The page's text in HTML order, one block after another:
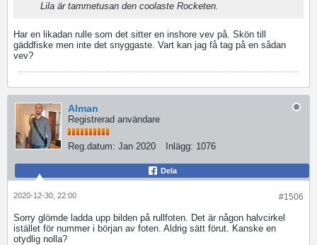
Lila är tammetusan den coolaste Rocketen.
Har en likadan rulle som det sitter en inshore vev på. Skön till
gäddfiske men inte det snyggaste. Vart kan jag få tag på en sådan
vev?
Alman
Registrerad användare
Reg.datum: Jan 2020 Inlägg: 1076
Dela
#1506
2020-12-30, 22:00
Sorry glömde ladda upp bilden på rullfoten. Det är någon halvcirkel
istället för nummer i början av foten. Aldrig sätt förut. Kanske en
otydlig nolla?